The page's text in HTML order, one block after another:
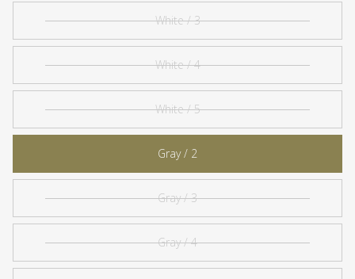
White / 3
White / 4
White / 5
Gray / 2
Gray / 3
Gray / 4